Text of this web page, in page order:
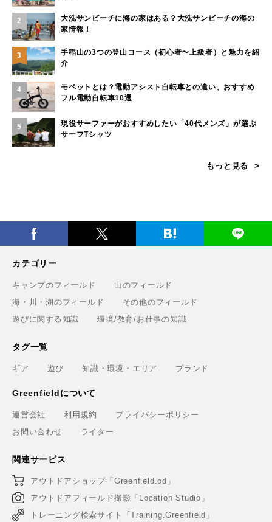
2
大洗サンビーチに海の家はある？大洗サンビーチの海の
家情報！
3
手稲山の3つの登山コース（初心者〜上級者）と魅力を紹
介
4
モペットとは？電動アシスト自転車との違い、おすすめ
フル電動自転車10選
5
現役サーファーがおすすめしたい「40代メンズ」が選ぶ
サーフTシャツ
もっと見る
カテゴリー
キャンプのフィールド
山のフィールド
海・川・湖のフィールド
その他のフィールド
遊びに関する知識
環境/教育/お仕事の知識
タグ一覧
ギア 遊び 知識・環境・エリア ブランド
Greenfieldについて
運営会社 利用規約
プライバシーポリシー
お問い合わせ
ライター
関連サービス
アウトドアショップ「Greenfield.od」
アウトドアフィールド撮影「Location Studio」
トレーニング検索サイト「Training.Greenfield」